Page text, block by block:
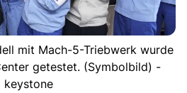
mit Mach-5-Triebwerk wurde
getestet. (Symbolbild) -
keystone